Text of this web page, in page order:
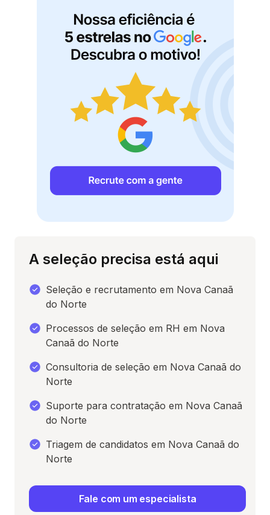
A seleção precisa está aqui
Seleção e recrutamento em Nova Canaã
do Norte
Processos de seleção em RH em Nova
Canaã do Norte
Consultoria de seleção em Nova Canaã do
Norte
Suporte para contratação em Nova Canaã
do Norte
Triagem de candidatos em Nova Canaã do
Norte
Fale com um especialista